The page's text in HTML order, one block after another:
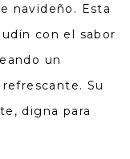
navideño. Esta
con el sabor
un
Su
digna para